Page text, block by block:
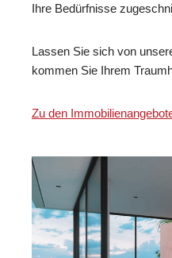
Ihre Bedürfnisse
Lassen Sie sich von
kommen Sie Ihrem
Zu den